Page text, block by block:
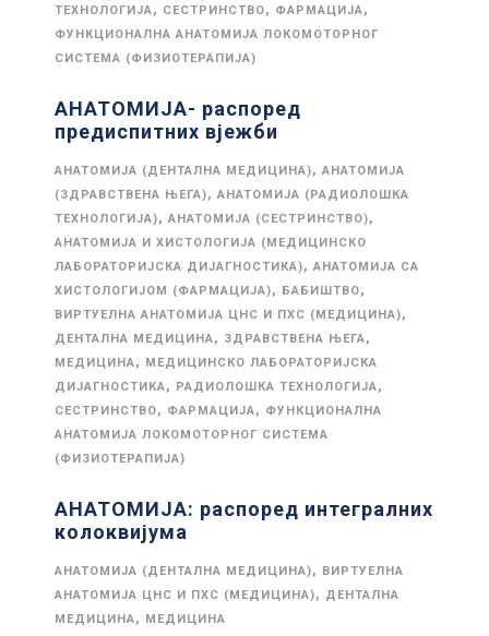
ТЕХНОЛОГИЈА, СЕСТРИНСТВО, ФАРМАЦИЈА,
ФУНКЦИОНАЛНА АНАТОМИЈА ЛОКОМОТОРНОГ
СИСТЕМА (ФИЗИОТЕРАПИЈА)
АНАТОМИЈА- распоред
предиспитних вјежби
АНАТОМИЈА (ДЕНТАЛНА МЕДИЦИНА), АНАТОМИЈА
(ЗДРАВСТВЕНА ЊЕГА), АНАТОМИЈА (РАДИОЛОШКА
ТЕХНОЛОГИЈА), АНАТОМИЈА (СЕСТРИНСТВО),
АНАТОМИЈА И ХИСТОЛОГИЈА (МЕДИЦИНСКО
ЛАБОРАТОРИЈСКА ДИЈАГНОСТИКА), АНАТОМИЈА СА
ХИСТОЛОГИЈОМ (ФАРМАЦИЈА), БАБИШТВО,
ВИРТУЕЛНА АНАТОМИЈА ЦНС И ПХС (МЕДИЦИНА),
ДЕНТАЛНА МЕДИЦИНА, ЗДРАВСТВЕНА ЊЕГА,
МЕДИЦИНА, МЕДИЦИНСКО ЛАБОРАТОРИЈСКА
ДИЈАГНОСТИКА, РАДИОЛОШКА ТЕХНОЛОГИЈА,
СЕСТРИНСТВО, ФАРМАЦИЈА, ФУНКЦИОНАЛНА
АНАТОМИЈА ЛОКОМОТОРНОГ СИСТЕМА
(ФИЗИОТЕРАПИЈА)
АНАТОМИЈА: распоред интегралних
колоквијума
АНАТОМИЈА (ДЕНТАЛНА МЕДИЦИНА), ВИРТУЕЛНА
АНАТОМИЈА ЦНС И ПХС (МЕДИЦИНА), ДЕНТАЛНА
МЕДИЦИНА, МЕДИЦИНА